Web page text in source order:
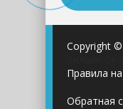
Copyright
Правила
Обратная